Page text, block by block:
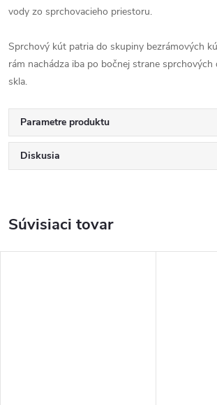
vody zo sprchovacieho priestoru.
Sprchový kút patria do skupiny bezrámových
rám nachádza iba po bočnej strane sprchových
skla.
Parametre produktu
Diskusia
Súvisiaci tovar